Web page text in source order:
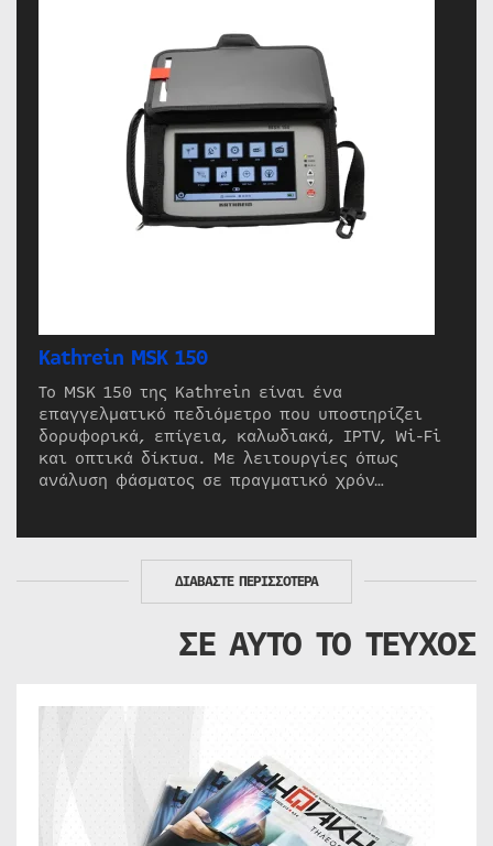
Kathrein MSK 150
Το MSK 150 της Kathrein είναι ένα
επαγγελματικό πεδιόμετρο που υποστηρίζει
δορυφορικά, επίγεια, καλωδιακά, IPTV, Wi-Fi
και οπτικά δίκτυα. Με λειτουργίες όπως
ανάλυση φάσματος σε πραγματικό χρόν…
ΔΙΑΒΑΣΤΕ ΠΕΡΙΣΣΟΤΕΡΑ
ΣΕ ΑΥΤΟ ΤΟ ΤΕΥΧΟΣ